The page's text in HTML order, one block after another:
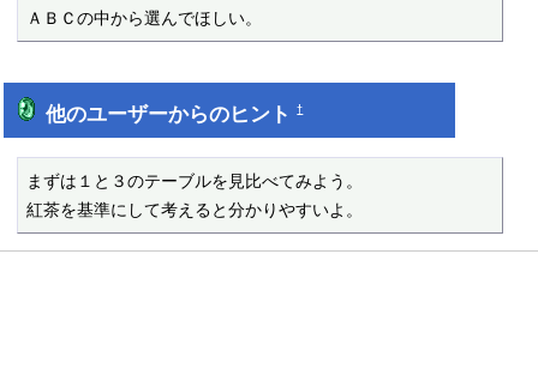
ＡＢＣの中から選んでほしい。
他のユーザーからのヒント†
まずは１と３のテーブルを見比べてみよう。
紅茶を基準にして考えると分かりやすいよ。